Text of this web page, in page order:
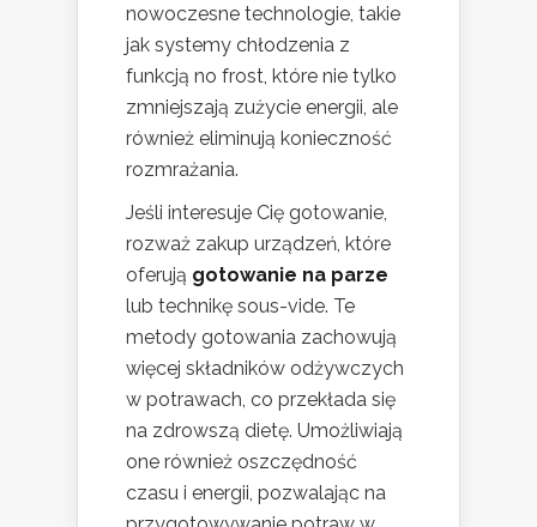
nowoczesne technologie, takie
jak systemy chłodzenia z
funkcją no frost, które nie tylko
zmniejszają zużycie energii, ale
również eliminują konieczność
rozmrażania.
Jeśli interesuje Cię gotowanie,
rozważ zakup urządzeń, które
oferują gotowanie na parze
lub technikę sous-vide. Te
metody gotowania zachowują
więcej składników odżywczych
w potrawach, co przekłada się
na zdrowszą dietę. Umożliwiają
one również oszczędność
czasu i energii, pozwalając na